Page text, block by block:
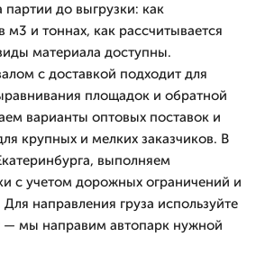
партии до выгрузки: как
и тоннах, как рассчитывается
материала доступны.
с доставкой подходит для
площадок и обратной
варианты оптовых поставок и
крупных и мелких заказчиков. В
выполняем
с учетом дорожных ограничений и
Для направления груза используйте
— мы направим автопарк нужной